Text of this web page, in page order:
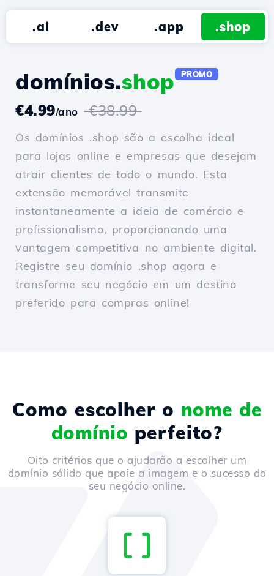
.ai .dev .app .shop
domínios.shop PROMO
€4.99/ano €38.99
Os domínios .shop são a escolha ideal
para lojas online e empresas que desejam
atrair clientes de todo o mundo. Esta
extensão memorável transmite
instantaneamente a ideia de comércio e
profissionalismo, proporcionando uma
vantagem competitiva no ambiente digital.
Registre seu domínio .shop agora e
transforme seu negócio em um destino
preferido para compras online!
Como escolher o nome de
domínio perfeito?
Oito critérios que o ajudarão a escolher um
domínio sólido que apoie a imagem e o sucesso do
seu negócio online.